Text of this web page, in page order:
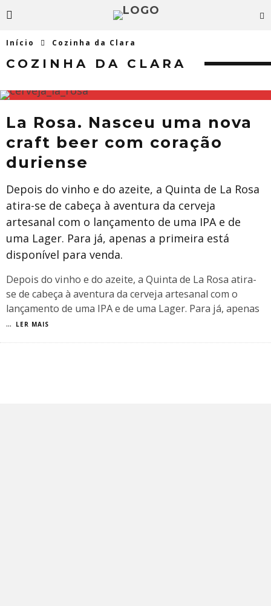
Início Cozinha da Clara
COZINHA DA CLARA
​La Rosa. Nasceu uma nova
craft beer com coração
duriense
Depois do vinho e do azeite, a Quinta de La Rosa
atira-se de cabeça à aventura da cerveja
artesanal com o lançamento de uma IPA e de
uma Lager. Para já, apenas a primeira está
disponível para venda.
Depois do vinho e do azeite, a Quinta de La Rosa atira-
se de cabeça à aventura da cerveja artesanal com o
lançamento de uma IPA e de uma Lager. Para já, apenas
...
LER MAIS